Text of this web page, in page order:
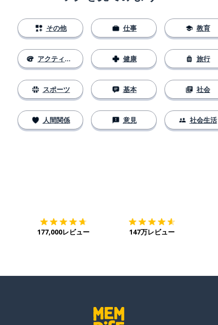
その他
アクティビティ
スポーツ
人間関係
仕事
健康
基本
意見
教育
旅行
社会
社会生活
177,000レビュー 147万レビュー